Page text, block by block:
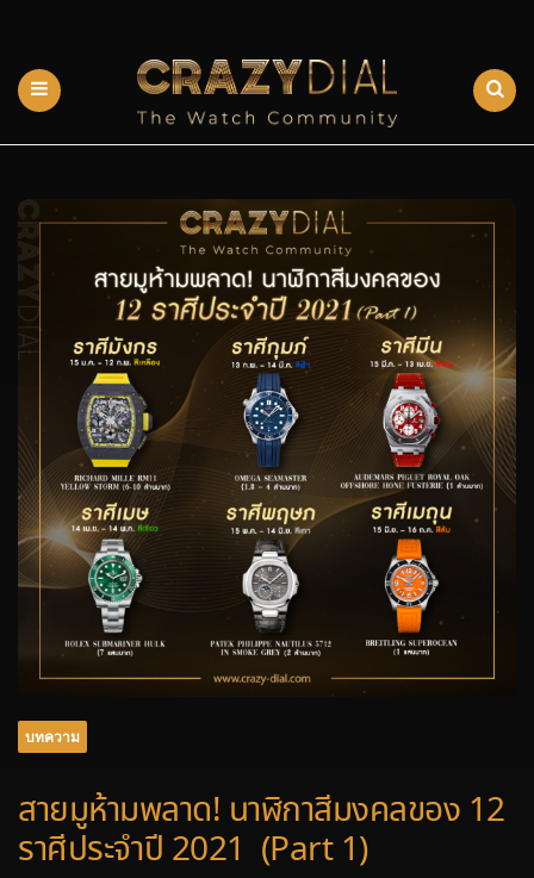
บทความ
สายมูห้ามพลาด! นาฬิกาสีมงคลของ 12
ราศีประจำปี 2021 (Part 1)